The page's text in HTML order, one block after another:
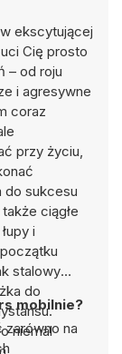
ekscytującej
Cię prosto
– od roju
i agresywne
coraz
przy życiu,
do sukcesu
ciągłe
i
stalowy
do
niemal
mobilnie?
zarówno na